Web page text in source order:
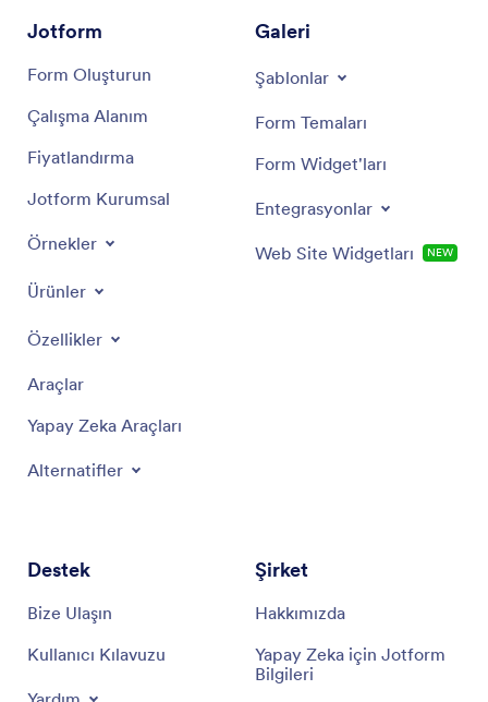
Jotform
Form Oluşturun
Çalışma Alanım
Fiyatlandırma
Jotform Kurumsal
Örnekler
Ürünler
Özellikler
Araçlar
Yapay Zeka Araçları
Alternatifler
Galeri
Şablonlar
Form Temaları
Form Widget'ları
Entegrasyonlar
Web Site Widgetları NEW
Destek
Bize Ulaşın
Kullanıcı Kılavuzu
Şirket
Hakkımızda
Yapay Zeka için Jotform
Bilgileri